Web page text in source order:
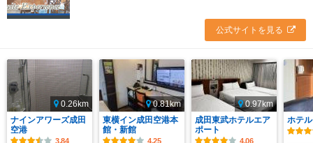
公式サイトを見る
0.26km
ナインアワーズ成田
空港
3.84
0.81km
東横イン成田空港本
館・新館
4.25
0.97km
成田東武ホテルエア
ポート
4.06
ホテ